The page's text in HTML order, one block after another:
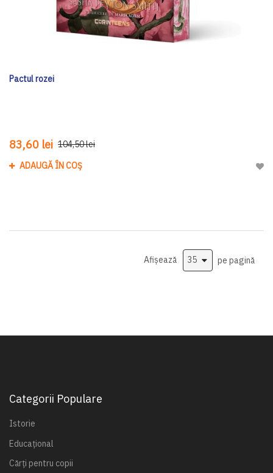
Pactul rozei
83,60 lei 104,50 lei
ADAUGĂ ÎN COȘ
Afișează pe pagină
Categorii Populare
Istorie
Educațional
Cărți pentru copii